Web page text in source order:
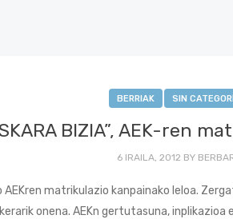
BERRIAK SIN
BIZIA”, AEK-ren
6 IRAILA, 2012 BY
AEKren matrikulazio kanpainako leloa.
onena. AEKn gertutasuna,